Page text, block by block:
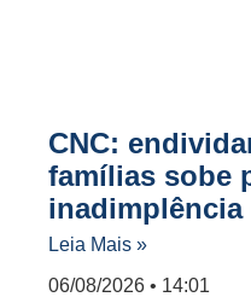
CNC:
famílias sobe
inadimplência
Leia Mais »
06/08/2026
14:01